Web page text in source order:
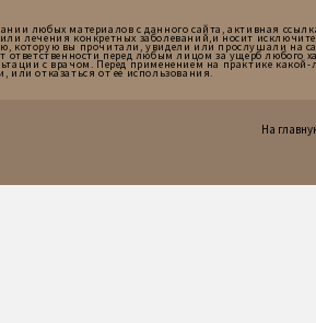
любых материалов с данного сайта, активная
лечения конкретных заболеваний,и носит
которую вы прочитали, увидели или прослушали на
ответственности перед любым лицом за ущерб
с врачом. Перед применением на практике
или отказаться от ее использования.
На